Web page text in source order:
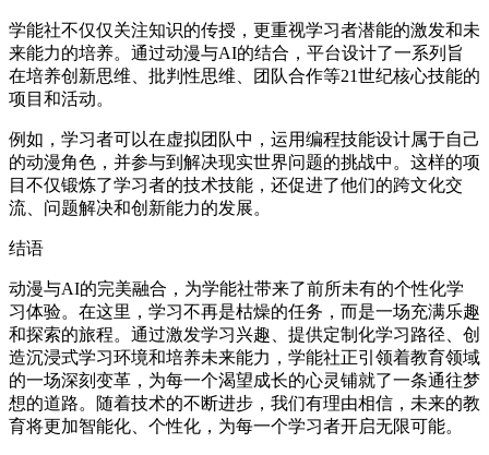
学能社不仅仅关注知识的传授，更重视学习者潜能的激发和未
来能力的培养。通过动漫与AI的结合，平台设计了一系列旨
在培养创新思维、批判性思维、团队合作等21世纪核心技能的
项目和活动。
例如，学习者可以在虚拟团队中，运用编程技能设计属于自己
的动漫角色，并参与到解决现实世界问题的挑战中。这样的项
目不仅锻炼了学习者的技术技能，还促进了他们的跨文化交
流、问题解决和创新能力的发展。
结语
动漫与AI的完美融合，为学能社带来了前所未有的个性化学
习体验。在这里，学习不再是枯燥的任务，而是一场充满乐趣
和探索的旅程。通过激发学习兴趣、提供定制化学习路径、创
造沉浸式学习环境和培养未来能力，学能社正引领着教育领域
的一场深刻变革，为每一个渴望成长的心灵铺就了一条通往梦
想的道路。随着技术的不断进步，我们有理由相信，未来的教
育将更加智能化、个性化，为每一个学习者开启无限可能。